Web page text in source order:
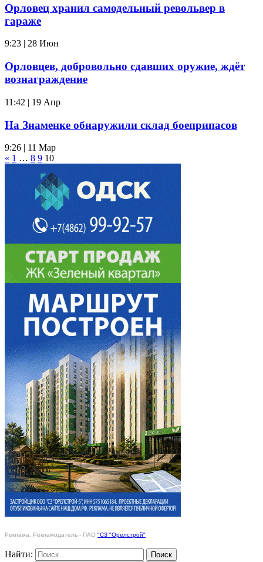
Орловец хранил самодельный револьвер в
гараже
9:23 | 28 Июн
Орловцев, добровольно сдавших оружие, ждёт
вознаграждение
11:42 | 19 Апр
На Знаменке обнаружили склад боеприпасов
9:26 | 11 Мар
« 1 … 8 9 10
Реклама. Рекламодатель - ПАО "СЗ "Орелстрой"
Найти: